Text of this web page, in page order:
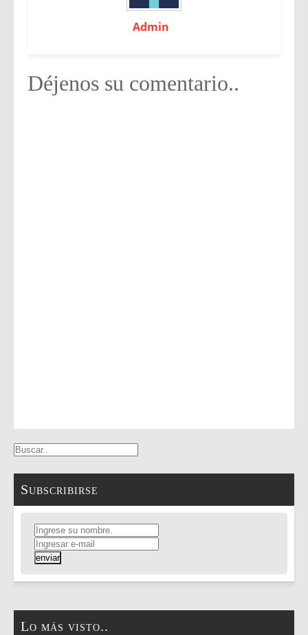
Admin
Déjenos su comentario..
Subscribirse
Lo más visto..